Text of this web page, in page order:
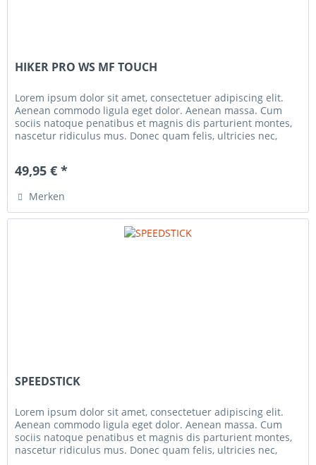
HIKER PRO WS MF TOUCH
Lorem ipsum dolor sit amet, consectetuer adipiscing elit.
Aenean commodo ligula eget dolor. Aenean massa. Cum
sociis natoque penatibus et magnis dis parturient montes,
nascetur ridiculus mus. Donec quam felis, ultricies nec,
49,95 € *
Merken
SPEEDSTICK
Lorem ipsum dolor sit amet, consectetuer adipiscing elit.
Aenean commodo ligula eget dolor. Aenean massa. Cum
sociis natoque penatibus et magnis dis parturient montes,
nascetur ridiculus mus. Donec quam felis, ultricies nec,